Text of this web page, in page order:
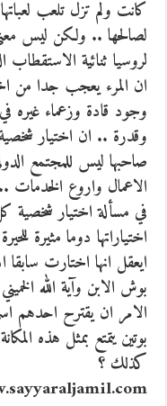
كانت ولم تزل تلعب
لصالحها .. ولكن ليس
لروسيا ثنائية
وجود قادة وزعماء غيره في
وقدرة .. ان اختيار شخصية
صاحبها ليس للمجتمع
الاعمال واروع الخدمات
في مسألة اختيار شخصية
اختياراتها دوما مثيرة
ايعقل انها اختارت
بوش الابن وآية الله
الامر ان يقترح احدهم
بوتين يتمتع بمثل هذه
كذلك ؟